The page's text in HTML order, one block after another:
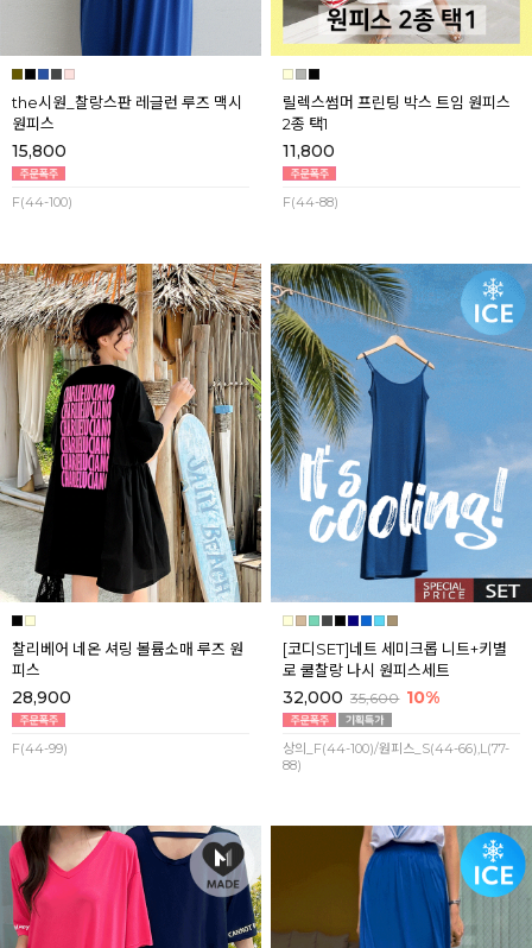
the시원_찰랑스판 레글런 루즈 맥시
원피스
15,800
F(44-100)
릴렉스썸머 프린팅 박스 트임 원피스
2종 택1
11,800
F(44-88)
찰리베어 네온 셔링 볼륨소매 루즈 원
피스
28,900
F(44-99)
[코디SET]네트 세미크롭 니트+키별
로 쿨찰랑 나시 원피스세트
32,000 35,600 10%
상의_F(44-100)/원피스_S(44-66),L(77-
88)